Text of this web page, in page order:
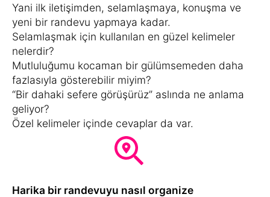
Yani ilk iletişimden, selamlaşmaya, konuşma ve
yeni bir randevu yapmaya kadar.
Selamlaşmak için kullanılan en güzel kelimeler
nelerdir?
Mutluluğumu kocaman bir gülümsemeden daha
fazlasıyla gösterebilir miyim?
“Bir dahaki sefere görüşürüz” aslında ne anlama
geliyor?
Özel kelimeler içinde cevaplar da var.
Harika bir randevuyu nasıl organize